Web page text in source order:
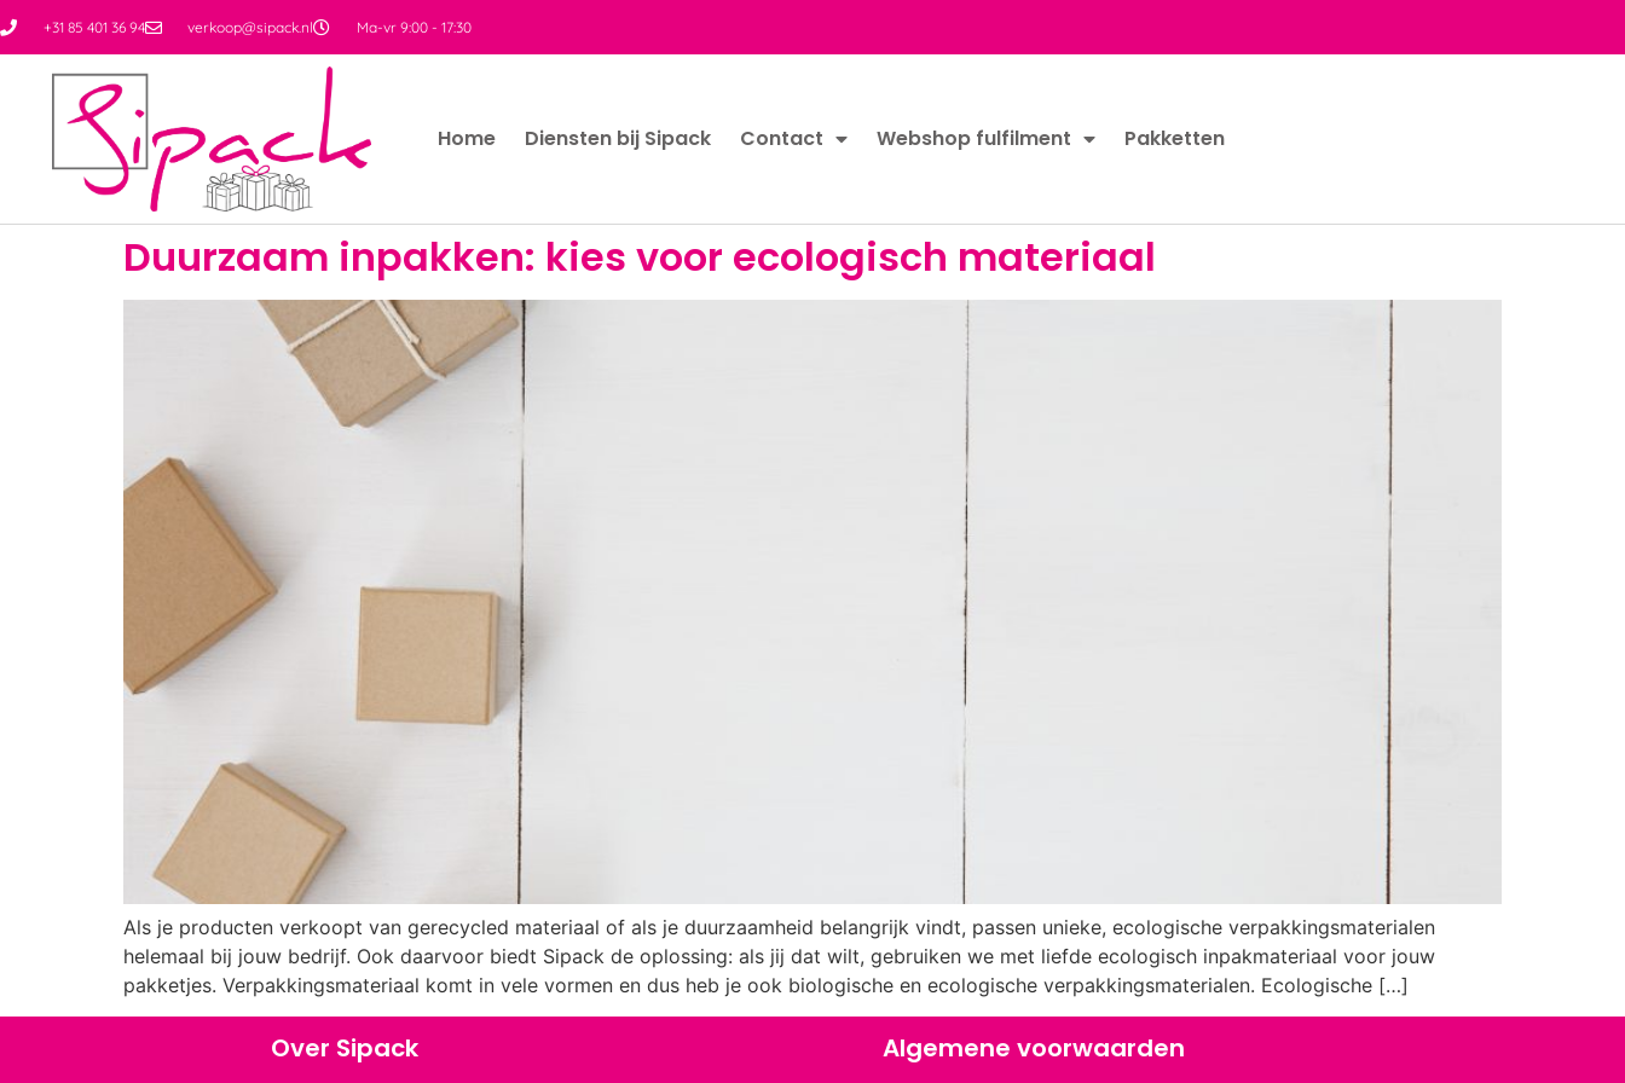
+31 85 401 36 94 verkoop@sipack.nl Ma-vr 9:00 - 17:30
Home Diensten bij Sipack Contact Webshop fulfilment Pakketten
Duurzaam inpakken: kies voor ecologisch materiaal
Als je producten verkoopt van gerecycled materiaal of als je duurzaamheid belangrijk vindt, passen unieke, ecologische verpakkingsmaterialen
helemaal bij jouw bedrijf. Ook daarvoor biedt Sipack de oplossing: als jij dat wilt, gebruiken we met liefde ecologisch inpakmateriaal voor jouw
pakketjes. Verpakkingsmateriaal komt in vele vormen en dus heb je ook biologische en ecologische verpakkingsmaterialen. Ecologische […]
Over Sipack Algemene voorwaarden